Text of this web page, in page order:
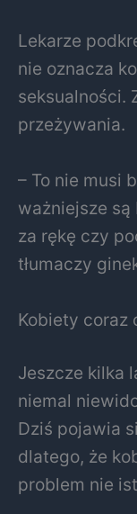
Lekarze
nie oznacza
seksualności.
przeżywania.
– To nie musi
ważniejsze
za rękę czy
tłumaczy
Kobiety coraz
Jeszcze kilka
niemal
Dziś pojawia
dlatego, że
problem nie